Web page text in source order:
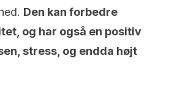
Den kan forbedre
og har også en positiv
stress, og endda højt